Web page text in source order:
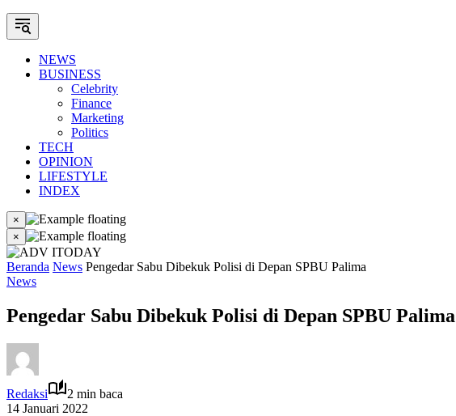
NEWS
BUSINESS
Celebrity
Finance
Marketing
Politics
TECH
OPINION
LIFESTYLE
INDEX
×
×
Beranda News Pengedar Sabu Dibekuk Polisi di Depan SPBU Palima
News
Pengedar Sabu Dibekuk Polisi di Depan SPBU Palima
Redaksi
2 min baca
14 Januari 2022